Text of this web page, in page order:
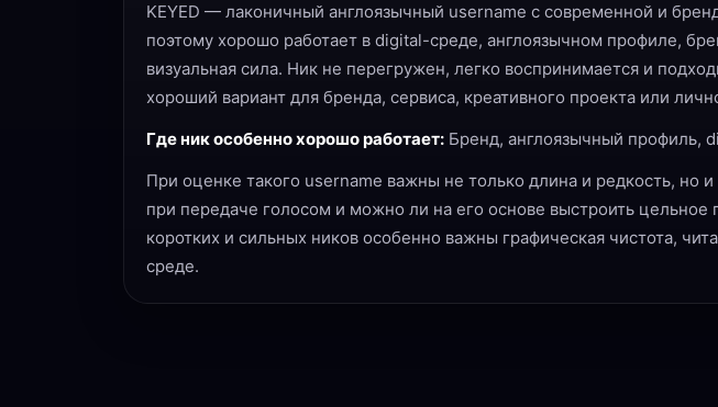
KEYED — лаконичный англоязычный username с современной и
поэтому хорошо работает в digital-среде, англоязычном профиле,
визуальная сила. Ник не перегружен, легко воспринимается и
хороший вариант для бренда, сервиса, креативного проекта или
Где ник особенно хорошо работает: Бренд, англоязычный профиль,
При оценке такого username важны не только длина и редкость, но
при передаче голосом и можно ли на его основе выстроить
коротких и сильных ников особенно важны графическая чистота,
среде.